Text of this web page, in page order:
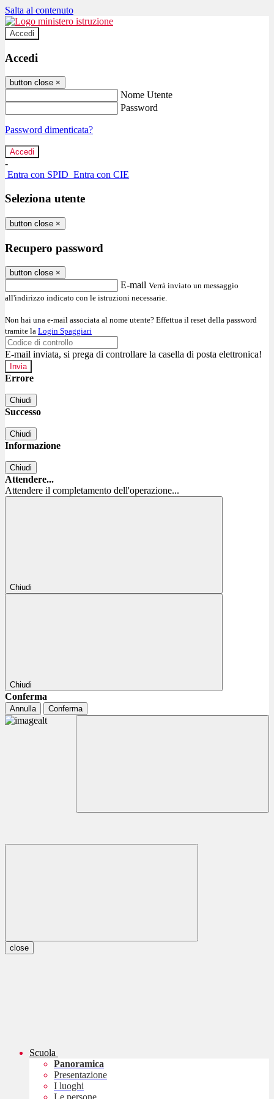
Salta al contenuto
Accedi
Accedi
button close ×
Nome Utente
Password
Password dimenticata?
-
Entra con SPID Entra con CIE
Seleziona utente
button close ×
Recupero password
button close ×
E-mail Verrà inviato un messaggio
all'indirizzo indicato con le istruzioni necessarie.
Non hai una e-mail associata al nome utente? Effettua il reset della password
tramite la Login Spaggiari
E-mail inviata, si prega di controllare la casella di posta elettronica!
Errore
Chiudi
Successo
Chiudi
Informazione
Chiudi
Attendere...
Attendere il completamento dell'operazione...
Chiudi
Chiudi
Conferma
Annulla Conferma
close
Scuola
Panoramica
Presentazione
I luoghi